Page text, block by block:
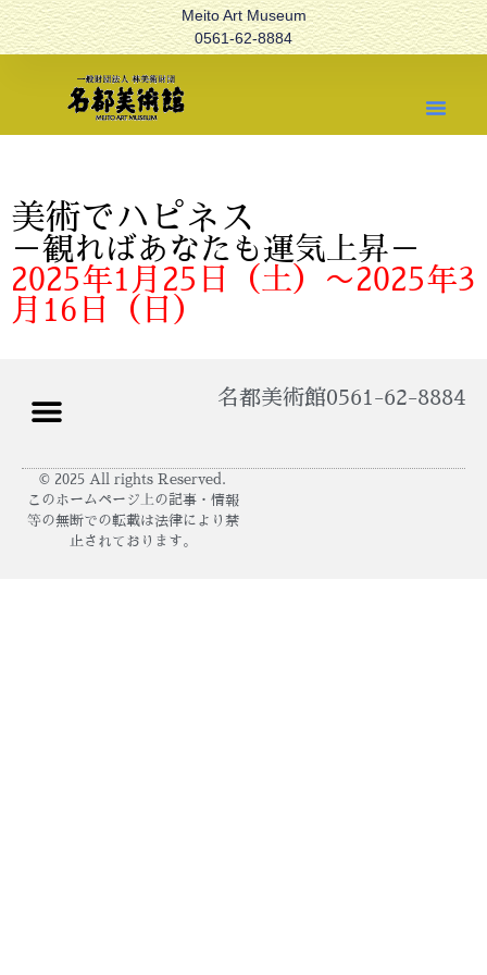
Meito Art Museum
0561-62-8884
美術でハピネス
－観ればあなたも運気上昇－
2025年1月25日（土）〜2025年3
月16日（日）
0561-62-8884
名都美術館
© 2025 All rights Reserved.
このホームページ上の記事・情報
等の無断での転載は法律により禁
止されております。